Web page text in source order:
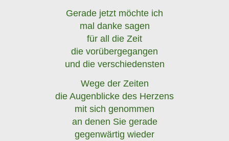
Gerade jetzt möchte ich
mal danke sagen
für all die Zeit
die vorübergegangen
und die verschiedensten
Wege der Zeiten
die Augenblicke des Herzens
mit sich genommen
an denen Sie gerade
gegenwärtig wieder